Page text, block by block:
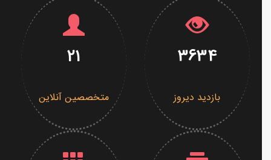
3634
بازدید دیروز
21
متخصصین آنلاین